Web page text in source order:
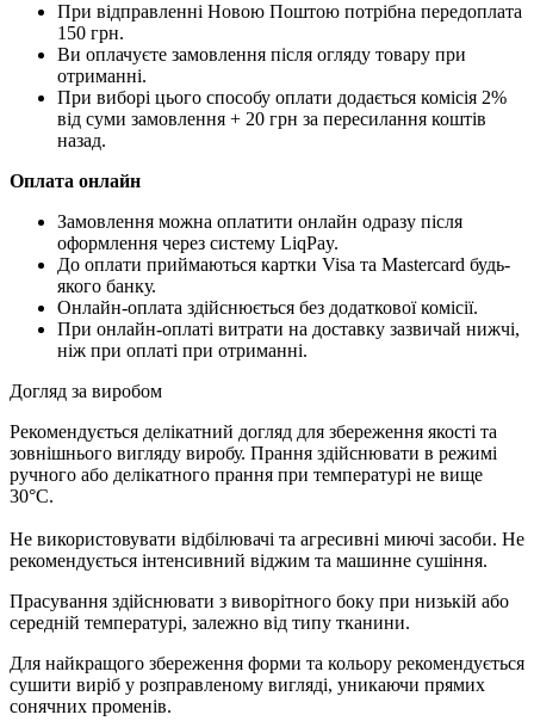
При відправленні Новою Поштою потрібна передоплата
150 грн.
Ви оплачуєте замовлення після огляду товару при
отриманні.
При виборі цього способу оплати додається комісія 2%
від суми замовлення + 20 грн за пересилання коштів
назад.
Оплата онлайн
Замовлення можна оплатити онлайн одразу після
оформлення через систему LiqPay.
До оплати приймаються картки Visa та Mastercard будь-
якого банку.
Онлайн-оплата здійснюється без додаткової комісії.
При онлайн-оплаті витрати на доставку зазвичай нижчі,
ніж при оплаті при отриманні.
Догляд за виробом
Рекомендується делікатний догляд для збереження якості та
зовнішнього вигляду виробу. Прання здійснювати в режимі
ручного або делікатного прання при температурі не вище
30°C.
Не використовувати відбілювачі та агресивні миючі засоби. Не
рекомендується інтенсивний віджим та машинне сушіння.
Прасування здійснювати з виворітного боку при низькій або
середній температурі, залежно від типу тканини.
Для найкращого збереження форми та кольору рекомендується
сушити виріб у розправленому вигляді, уникаючи прямих
сонячних променів.